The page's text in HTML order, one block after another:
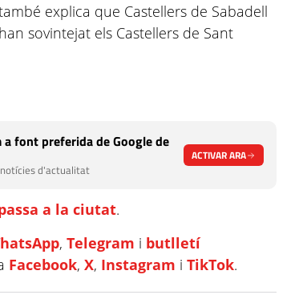
explica que Castellers de Sabadell
sovintejat els Castellers de Sant
a font preferida de Google de
d'actualitat
ACTIVAR ARA
a la ciutat.
,Telegram i butlletí
Facebook,X, Instagram iTikTok.